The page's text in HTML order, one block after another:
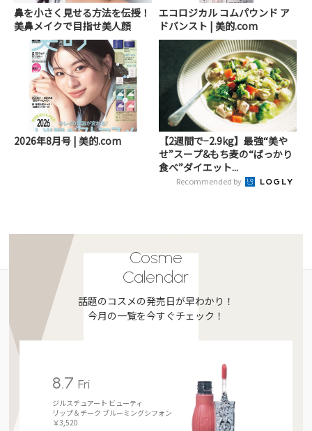
鼻を小さく見せる方法を伝授！
美鼻メイクで目指せ美人顔
エコロジカル コムパウンド ア
ドバンスト | 美的.com
2026年8月号 | 美的.com
【2週間で−2.9kg】最強“美や
せ”スープ&もち麦の“ばっかり
食べ”ダイエット...
Recommended by
Cosme
Calendar
話題のコスメの発売日が早わかり！
今月の一覧を今すぐチェック！
8.7Fri
ジルスチュアート ビューティ
リップ＆チーク ブルーミングシフォン
￥3,520